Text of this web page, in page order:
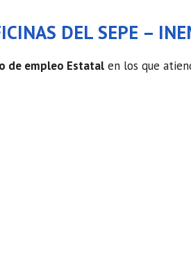
DEL SEPE –
de empleo Estatal en los que